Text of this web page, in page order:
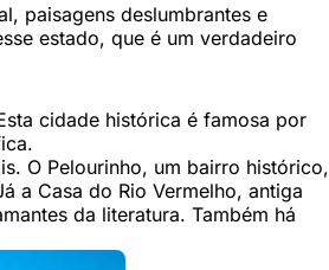
paisagens deslumbrantes e
estado, que é um verdadeiro
cidade histórica é famosa por
O Pelourinho, um bairro histórico,
a Casa do Rio Vermelho, antiga
da literatura. Também há